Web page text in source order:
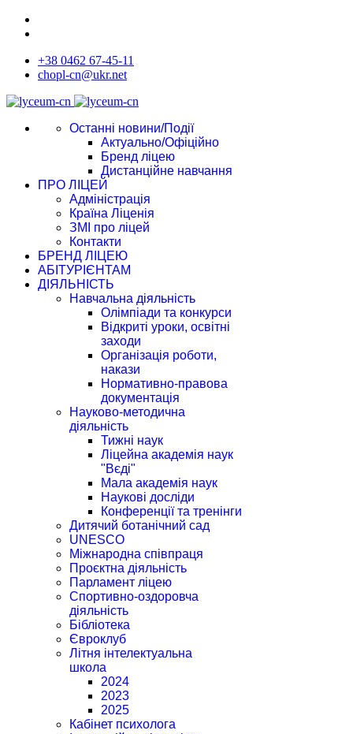
+38 0462 67-45-11
chopl-cn@ukr.net
Останні новини/Події
Актуально/Офіційно
Бренд ліцею
Дистанційне навчання
ПРО ЛІЦЕЙ
Адміністрація
Країна Ліценія
ЗМІ про ліцей
Контакти
БРЕНД ЛІЦЕЮ
АБІТУРІЄНТАМ
ДІЯЛЬНІСТЬ
Навчальна діяльність
Олімпіади та конкурси
Відкриті уроки, освітні
заходи
Організація роботи,
накази
Нормативно-правова
документація
Науково-методична
діяльність
Тижні наук
Ліцейна академія наук
"Вєді"
Мала академія наук
Наукові досліди
Конференції та тренінги
Дитячий ботанічний сад
UNESCO
Міжнародна співпраця
Проєктна діяльність
Парламент ліцею
Спортивно-оздоровча
діяльність
Бібліотека
Євроклуб
Літня інтелектуальна
школа
2024
2023
2025
Кабінет психолога